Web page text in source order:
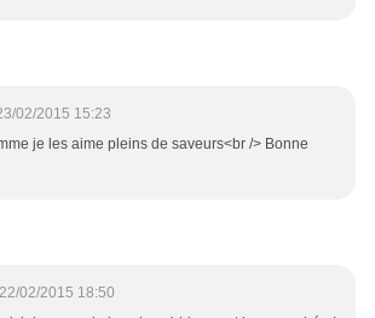
02/2015 15:23
je les aime pleins de saveurs<br /> Bonne
22/02/2015 18:50